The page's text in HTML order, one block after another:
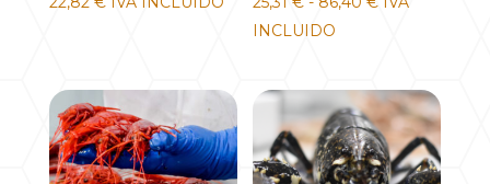
desde
25,31 €
hasta
86,40 €
INCLUIDO